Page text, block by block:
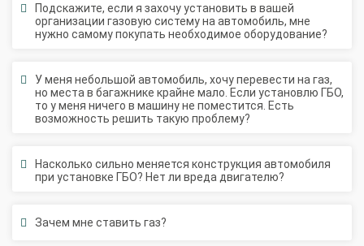
Установка ГБО за 6 часов
BRC
OMVL LOVATO KME Digitronic
Цена на установку ГБО
Техобслуживание ГБО
Подскажите, если я захочу установить в вашей
организации газовую систему на автомобиль, мне
нужно самому покупать необходимое оборудование?
У меня небольшой автомобиль, хочу перевести на газ,
но места в багажнике крайне мало. Если установлю ГБО,
то у меня ничего в машину не поместится. Есть
возможность решить такую проблему?
Насколько сильно меняется конструкция автомобиля
при установке ГБО? Нет ли вреда двигателю?
Зачем мне ставить газ?